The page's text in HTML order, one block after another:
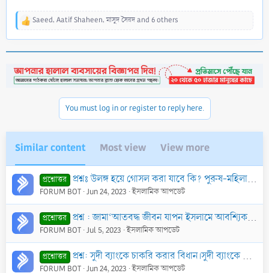
R
t
i
Saeed, Aatif Shaheen,মাসুদ সৈয়দand 6 others
You must log in or register to reply here.
Similar content Most view View more
প্রশ্নোত্তর প্রশ্নঃ উলঙ্গ হয়ে গোসল করা যাবে কি? পুরুষ-মহিলা উলঙ্গ গোসলের ক্ষেত্রে ইসলাম কি বলে?
FORUM BOT Jun 24, 2023 ইসলামিক আপডেট
প্রশ্নোত্তর প্রশ্ন : জামা‘আতবদ্ধ জীবন যাপন ইসলামে আবশ্যিক হ’লেও যথাযথ পরিবেশ না পেলে নারী হিসাবে আমার করণীয় কি?
FORUM BOT Jul 5, 2023 ইসলামিক আপডেট
প্রশ্নোত্তর প্রশ্ন: সুদী ব্যাংকে চাকরি করার বিধান।সুদী ব্যাংকে চাকুরী করা কিভাবে ইসলামী শরীয়ত এর পরিপন্থী?
FORUM BOT Jun 24, 2023 ইসলামিক আপডেট